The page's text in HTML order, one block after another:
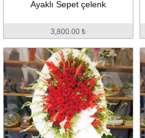
Ayaklı Sepet çelenk
3,800.00 ₺